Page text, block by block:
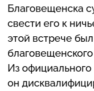
Благовещенска
свести его к
этой встрече
Из официального
он